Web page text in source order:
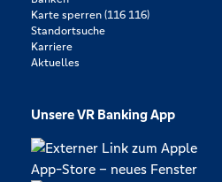
Karte sperren (116 116)
Standortsuche
Karriere
Aktuelles
Unsere VR Banking App